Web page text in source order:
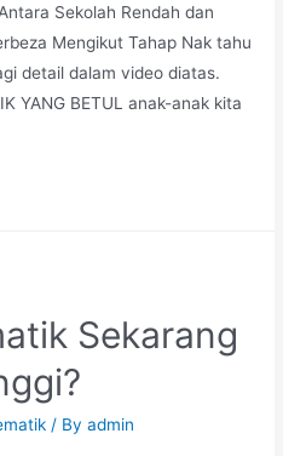
Sekolah Rendah dan
Mengikut Tahap Nak tahu
detail dalam video diatas.
YANG BETUL anak-anak kita
Sekarang
/ Byadmin